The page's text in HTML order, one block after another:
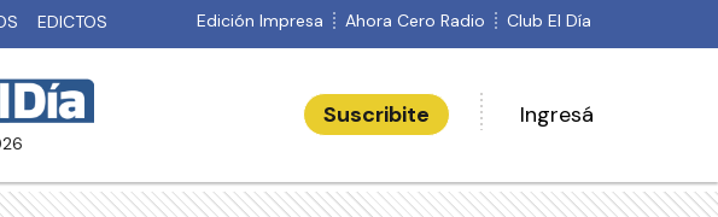
EDICTOS Edición Impresa Ahora Cero Radio Club El Día
Suscribite Ingresá